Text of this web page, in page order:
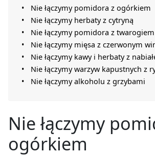
Nie łączymy pomidora z ogórkiem
Nie łączymy herbaty z cytryną
Nie łączymy pomidora z twarogiem
Nie łączymy mięsa z czerwonym
Nie łączymy kawy i herbaty z
Nie łączymy warzyw kapustnych z
Nie łączymy alkoholu z grzybami
Nie łączymy
ogórkiem